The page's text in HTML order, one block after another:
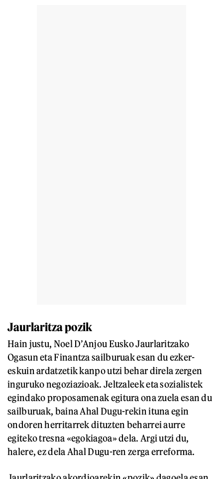
Jaurlaritza pozik
Hain justu, Noel D’Anjou Eusko Jaurlaritzako
Ogasun eta Finantza sailburuak esan du ezker-
eskuin ardatzetik kanpo utzi behar direla zergen
inguruko negoziazioak. Jeltzaleek eta sozialistek
egindako proposamenak egitura ona zuela esan du
sailburuak, baina Ahal Dugu-rekin ituna egin
ondoren herritarrek dituzten beharrei aurre
egiteko tresna «egokiagoa» dela. Argi utzi du,
halere, ez dela Ahal Dugu-ren zerga erreforma.